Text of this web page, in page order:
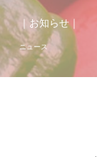
｜お知らせ｜
ニュース